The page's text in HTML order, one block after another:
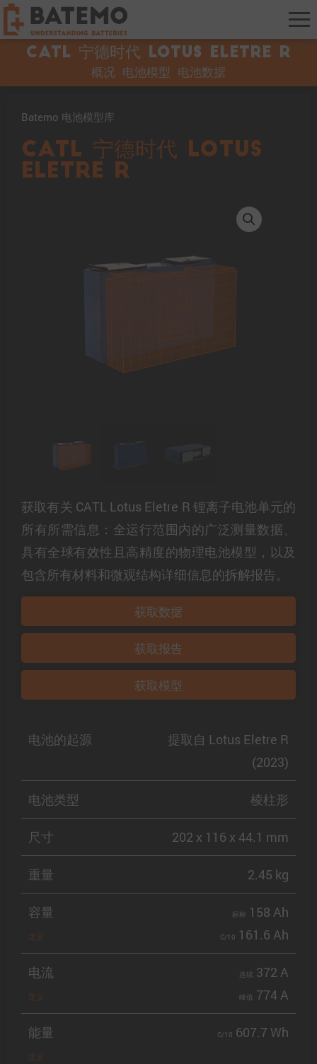
CATL 宁德时代 Lotus Eletre R
概况 电池模型 电池数据
Batemo 电池模型库
CATL 宁德时代 Lotus
Eletre R
获取有关 CATL Lotus Eletre R 锂离子电池单元的
所有所需信息：全运行范围内的广泛测量数据、
具有全球有效性且高精度的物理电池模型，以及
包含所有材料和微观结构详细信息的拆解报告。
获取数据
获取报告
获取模型
电池的起源
提取自 Lotus Eletre R
(2023)
电池类型 棱柱形
尺寸 202 x 116 x 44.1 mm
重量 2.45 kg
容量
定义
标称 158 Ah
C/10 161.6 Ah
电流
定义
连续 372 A
峰值 774 A
能量
定义
C/10 607.7 Wh